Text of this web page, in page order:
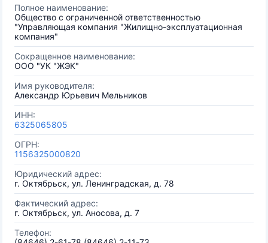
Полное наименование:
Общество с ограниченной ответственностью
"Управляющая компания "Жилищно-эксплуатационная
компания"
Сокращенное наименование:
ООО "УК "ЖЭК"
Имя руководителя:
Александр Юрьевич Мельников
ИНН:
6325065805
ОГРН:
1156325000820
Юридический адрес:
г. Октябрьск, ул. Ленинградская, д. 78
Фактический адрес:
г. Октябрьск, ул. Аносова, д. 7
Телефон: